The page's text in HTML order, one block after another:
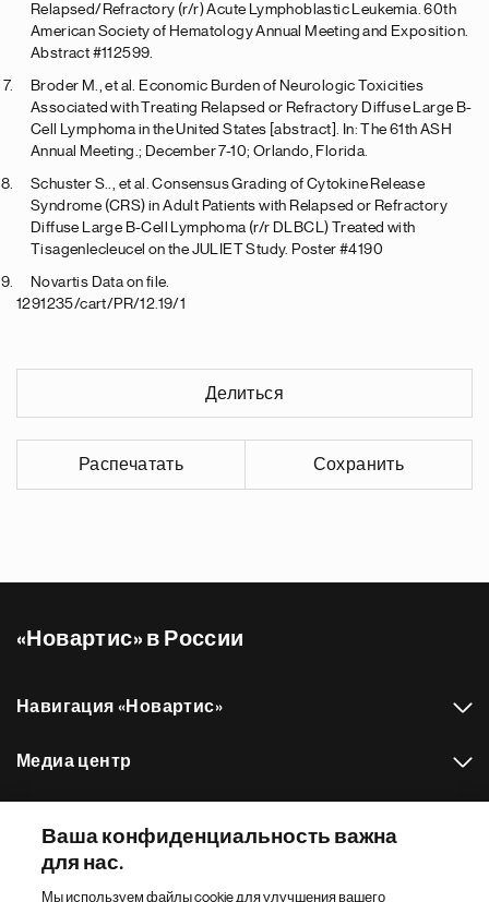
Relapsed/Refractory (r/r) Acute Lymphoblastic Leukemia. 60th
American Society of Hematology Annual Meeting and Exposition.
Abstract #112599.
Broder M., et al. Economic Burden of Neurologic Toxicities
Associated with Treating Relapsed or Refractory Diffuse Large B-
Cell Lymphoma in the United States [abstract]. In: The 61th ASH
Annual Meeting.; December 7-10; Orlando, Florida.
Schuster S.., et al. Consensus Grading of Cytokine Release
Syndrome (CRS) in Adult Patients with Relapsed or Refractory
Diffuse Large B-Cell Lymphoma (r/r DLBCL) Treated with
Tisagenlecleucel on the JULIET Study. Poster #4190
Novartis Data on file.
1291235/cart/PR/12.19/1
Делиться
Распечатать Сохранить
«Новартис» в России
Навигация «Новартис»
Медиа центр
Другие сайты «Новартис»
Ваша конфиденциальность важна
для нас.
Мы используем файлы cookie для улучшения вашего